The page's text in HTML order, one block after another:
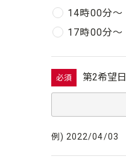
14時00分〜
17時00分〜
必須 第2希望日
例) 2022/04/03